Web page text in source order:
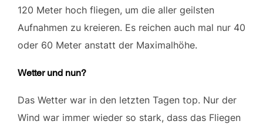
120 Meter hoch fliegen, um die aller geilsten
Aufnahmen zu kreieren. Es reichen auch mal nur 40
oder 60 Meter anstatt der Maximalhöhe.
Wetter und nun?
Das Wetter war in den letzten Tagen top. Nur der
Wind war immer wieder so stark, dass das Fliegen